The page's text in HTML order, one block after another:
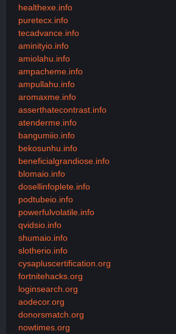
healthexe.info
puretecx.info
tecadvance.info
aminityio.info
amiolahu.info
ampacheme.info
ampullahu.info
aromaxme.info
asserthatecontrast.info
atenderme.info
bangumiio.info
bekosunhu.info
beneficialgrandiose.info
blomaio.info
dosellinfoplete.info
podtubeio.info
powerfulvolatile.info
qvidsio.info
shumaio.info
slotherio.info
cysapluscertification.org
fortnitehacks.org
loginsearch.org
aodecor.org
donorsmatch.org
nowtimes.org